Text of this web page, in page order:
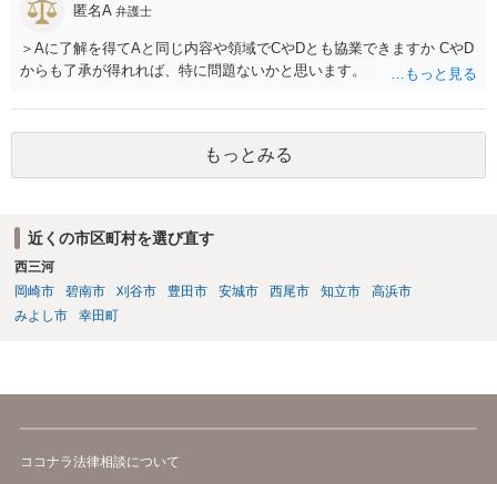
匿名A 弁護士
＞Aに了解を得てAと同じ内容や領域でCやDとも協業できますか CやD
からも了承が得れれば、特に問題ないかと思います。
もっとみる
近くの市区町村を選び直す
西三河
岡崎市
碧南市 刈谷市 豊田市 安城市 西尾市 知立市
高浜市
みよし市
幸田町
ココナラ法律相談について